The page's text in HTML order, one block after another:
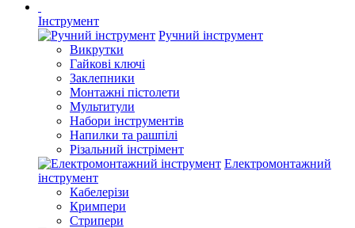
Інструмент
Ручний інструмент
Викрутки
Гайкові ключі
Заклепники
Монтажні пістолети
Мультитули
Набори інструментів
Напилки та рашпілі
Різальний інстрімент
Електромонтажний
інструмент
Кабелерізи
Кримпери
Стрипери